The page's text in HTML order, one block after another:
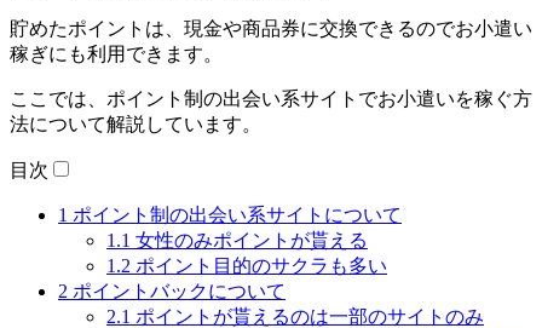
貯めたポイントは、現金や商品券に交換できるのでお小遣い
稼ぎにも利用できます。
ここでは、ポイント制の出会い系サイトでお小遣いを稼ぐ方
法について解説しています。
目次
1 ポイント制の出会い系サイトについて
1.1 女性のみポイントが貰える
1.2 ポイント目的のサクラも多い
2 ポイントバックについて
2.1 ポイントが貰えるのは一部のサイトのみ